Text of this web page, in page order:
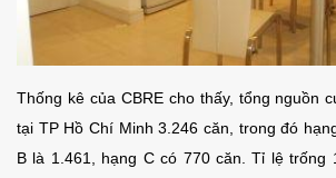
Thống kê của CBRE cho thấy, tổng nguồn
tại TP Hồ Chí Minh 3.246 căn, trong đó
B là 1.461, hạng C có 770 căn. Tỉ lệ trống